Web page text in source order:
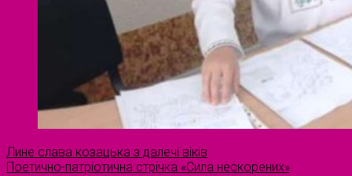
Лине слава козацька з далечі віків
Поетично-патріотична стрічка «Сила нескорених»